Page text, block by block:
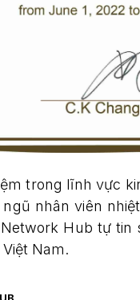
trong lĩnh vực
nhân viên
Hub tự tin
Nam.